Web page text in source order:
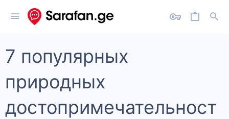
7 популярных
природных
достопримечательност